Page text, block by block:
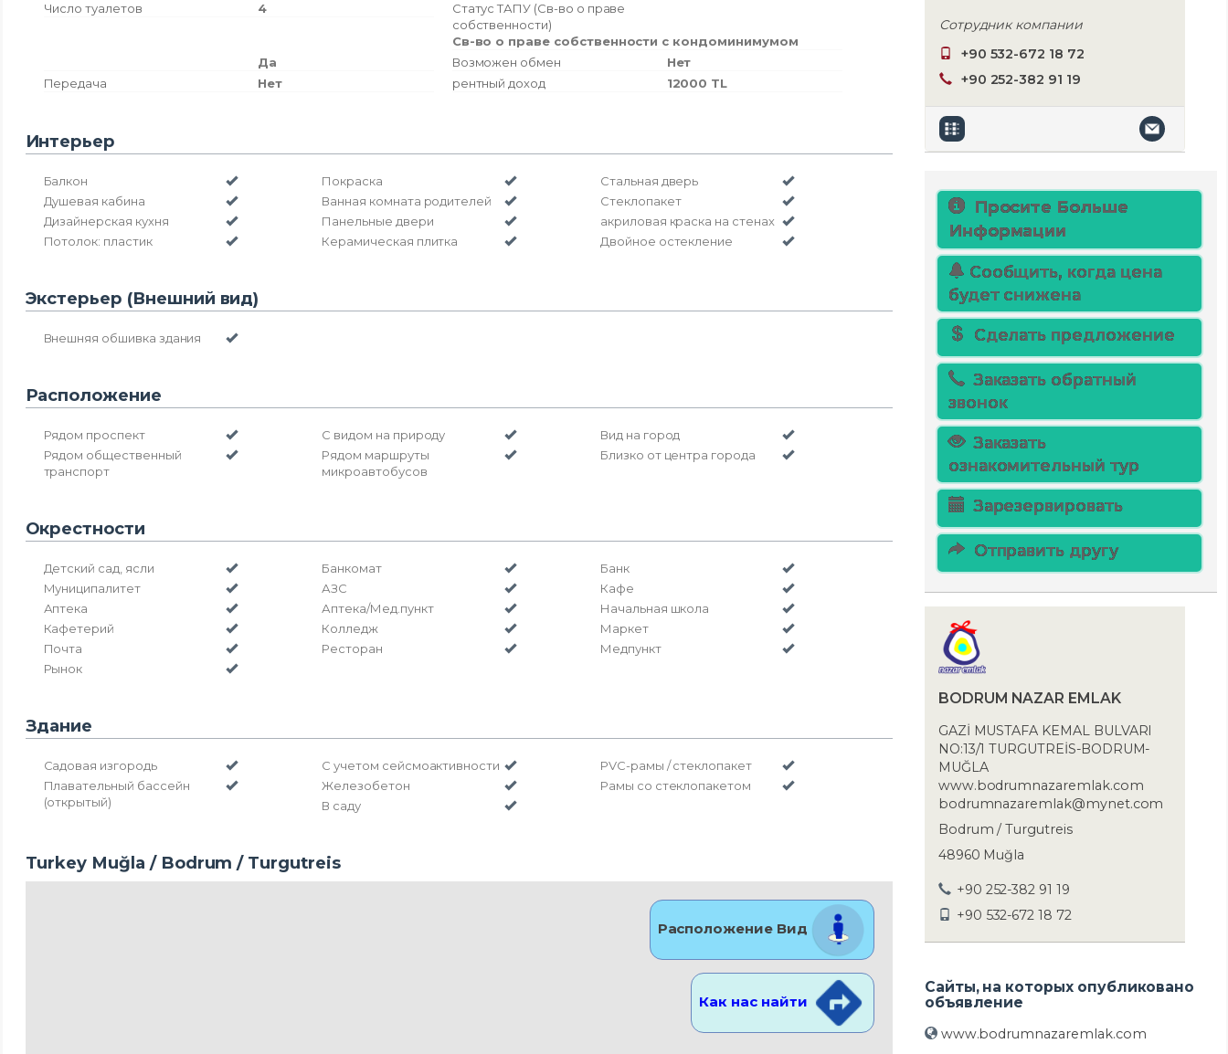
Число туалетов
4
Статус ТАПУ (Св-во о праве
собственности)
Св-во о праве собственности с кондоминимумом
Да
Возможен обмен
Нет
Передача
Нет рентный доход 12000 TL
Интерьер
Балкон Покраска
Стальная дверь
Душевая кабина
Ванная комната родителей
Стеклопакет
Дизайнерская кухня
Панельные двери
акриловая краска на стенах
Потолок: пластик
Керамическая плитка Двойное остекление
Экстерьер (Внешний вид)
Внешняя обшивка здания
Расположение
Рядом проспект С видом на природу
Вид на город
Рядом общественный
транспорт
Рядом маршруты
микроавтобусов
Близко от центра города
Окрестности
Детский сад, ясли Банкомат
Банк
Муниципалитет
АЗС
Кафе
Аптека
Аптека/Мед.пункт
Начальная школа
Кафетерий
Колледж
Маркет
Почта
Ресторан
Медпункт
Рынок
Здание
Садовая изгородь С учетом сейсмоактивности
PVC-рамы / стеклопакет
Плавательный бассейн
(открытый)
Железобетон
Рамы со стеклопакетом
В саду
Turkey Muğla / Bodrum / Turgutreis
Расположение Вид
Как нас найти
Сотрудник компании
+90 532-672 18 72
+90 252-382 91 19
Просите Больше
Информации
Сообщить, когда цена
будет снижена
Сделать предложение
Заказать обратный
звонок
Заказать
ознакомительный тур
Зарезервировать
Отправить другу
BODRUM NAZAR EMLAK
GAZİ MUSTAFA KEMAL BULVARI
NO:13/1 TURGUTREİS-BODRUM-
MUĞLA
www.bodrumnazaremlak.com
bodrumnazaremlak@mynet.com
Bodrum / Turgutreis
48960 Muğla
+90 252-382 91 19
+90 532-672 18 72
Сайты, на которых опубликовано
объявление
www.bodrumnazaremlak.com